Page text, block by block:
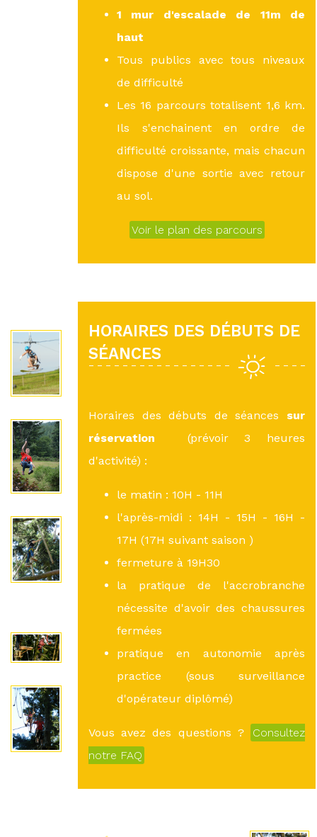
1 mur d'escalade de 11m de
haut
Tous publics avec tous niveaux
de difficulté
Les 16 parcours totalisent 1,6 km.
Ils s'enchainent en ordre de
difficulté croissante, mais chacun
dispose d'une sortie avec retour
au sol.
Voir le plan des parcours
HORAIRES DES DÉBUTS DE
SÉANCES
Horaires des débuts de séances sur
réservation
(prévoir 3 heures
d'activité) :
le matin : 10H - 11H
l'après-midi : 14H - 15H - 16H -
17H (17H suivant saison )
fermeture à 19H30
la pratique de l'accrobranche
nécessite d'avoir des chaussures
fermées
pratique en autonomie après
practice (sous surveillance
d'opérateur diplômé)
Vous avez des questions ?
Consultez
notre FAQ